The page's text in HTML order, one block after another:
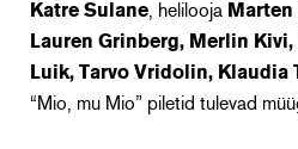
Katre Sulane , helilooja
Lauren Grinberg, Merlin Kivi,
Luik, Tarvo Vridolin, Klaudia
“Mio, mu Mio” piletid tulevad